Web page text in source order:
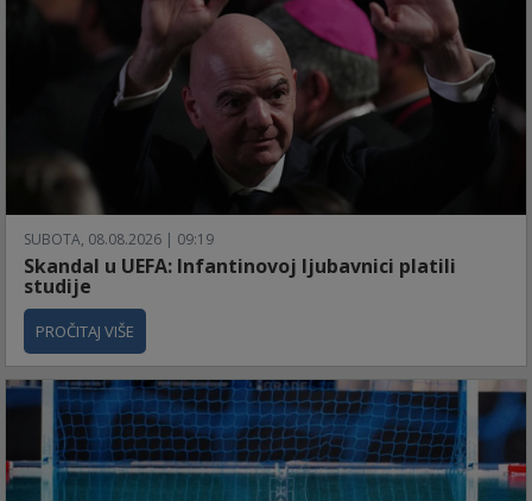
SUBOTA, 08.08.2026 | 09:19
Skandal u UEFA: Infantinovoj ljubavnici platili
studije
PROČITAJ VIŠE